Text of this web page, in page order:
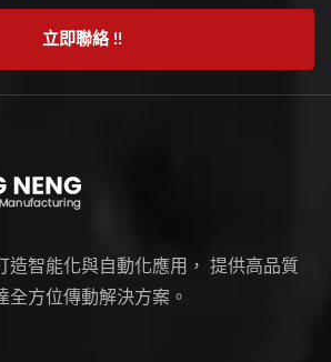
立即聯絡 !!
造智能化與自動化應用， 提供高品質
全方位傳動解決方案。